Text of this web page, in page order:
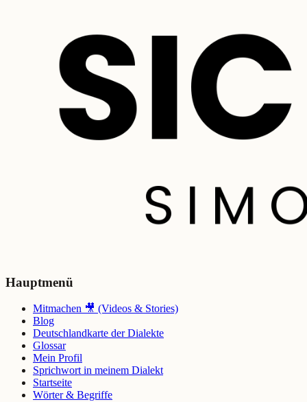
Hauptmenü
Mitmachen 🎥 (Videos & Stories)
Blog
Deutschlandkarte der Dialekte
Glossar
Mein Profil
Sprichwort in meinem Dialekt
Startseite
Wörter & Begriffe